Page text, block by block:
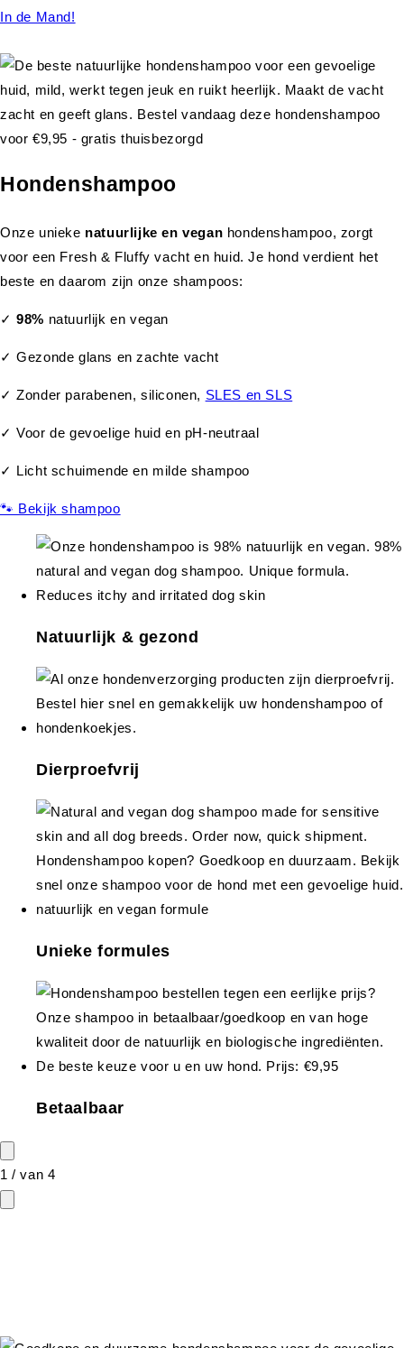
In de Mand!
Hondenshampoo
Onze unieke natuurlijke en vegan hondenshampoo, zorgt
voor een Fresh & Fluffy vacht en huid. Je hond verdient het
beste en daarom zijn onze shampoos:
✓98% natuurlijk en vegan
✓ Gezonde glans en zachte vacht
✓ Zonder parabenen, siliconen, SLES en SLS
✓ Voor de gevoelige huid en pH-neutraal
✓ Licht schuimende en milde shampoo
🐾 Bekijk shampoo
Natuurlijk & gezond
Dierproefvrij
Unieke formules
Betaalbaar
1 /van 4